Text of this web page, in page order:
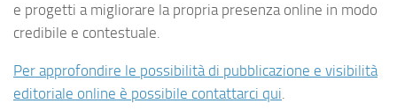
e progetti a migliorare la propria presenza online in modo
credibile e contestuale.
Per approfondire le possibilità di pubblicazione e visibilità
editoriale online è possibile contattarci qui